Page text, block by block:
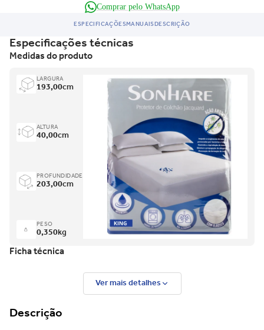
Comprar pelo WhatsApp
ESPECIFICAÇÕESMANUAISDESCRIÇÃO
Especificações técnicas
Medidas do produto
LARGURA
193,00cm
ALTURA
40,00cm
PROFUNDIDADE
203,00cm
PESO
0,350kg
Ficha técnica
Ver mais detalhes
Descrição